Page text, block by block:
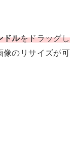
ドルをドラッグし
像のリサイズが可